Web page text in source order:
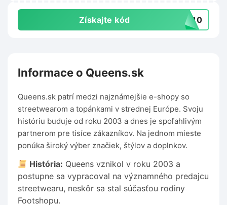
Získajte kód ta10
Informace o Queens.sk
Queens.sk patrí medzi najznámejšie e-shopy so
streetwearom a topánkami v strednej Európe. Svoju
históriu buduje od roku 2003 a dnes je spoľahlivým
partnerom pre tisíce zákazníkov. Na jednom mieste
ponúka široký výber značiek, štýlov a doplnkov.
História: Queens vznikol v roku 2003 a
postupne sa vypracoval na významného predajcu
streetwearu, neskôr sa stal súčasťou rodiny
Footshopu.